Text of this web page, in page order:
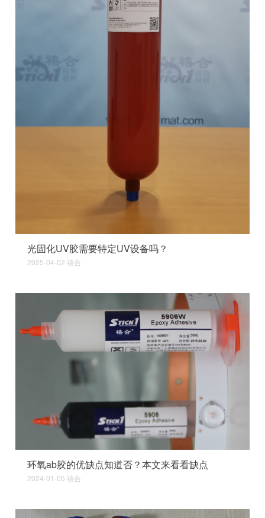
光固化UV胶需要特定UV设备吗？
2025-04-02 禧合
环氧ab胶的优缺点知道否？本文来看看缺点
2024-01-05 禧合